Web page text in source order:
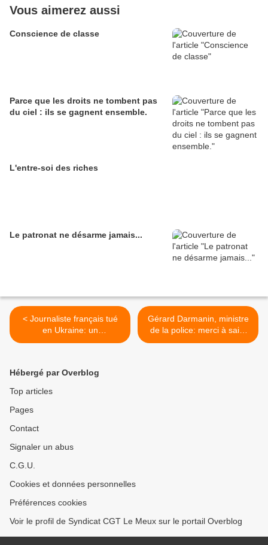
Vous aimerez aussi
Conscience de classe
Parce que les droits ne tombent pas
du ciel : ils se gagnent ensemble.
L'entre-soi des riches
Le patronat ne désarme jamais...
< Journaliste français tué
en Ukraine: un
communiqué syndical et un
Gérard Darmanin, ministre
de la police: merci à saint
Lacrymo qui a évité le pire
Hébergé par Overblog
Top articles
Pages
Contact
Signaler un abus
C.G.U.
Cookies et données personnelles
Préférences cookies
Voir le profil de Syndicat CGT Le Meux sur le portail Overblog